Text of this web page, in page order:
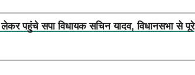
पहुंचे सपा विधायक सचिन यादव, विधानसभा से पूरे